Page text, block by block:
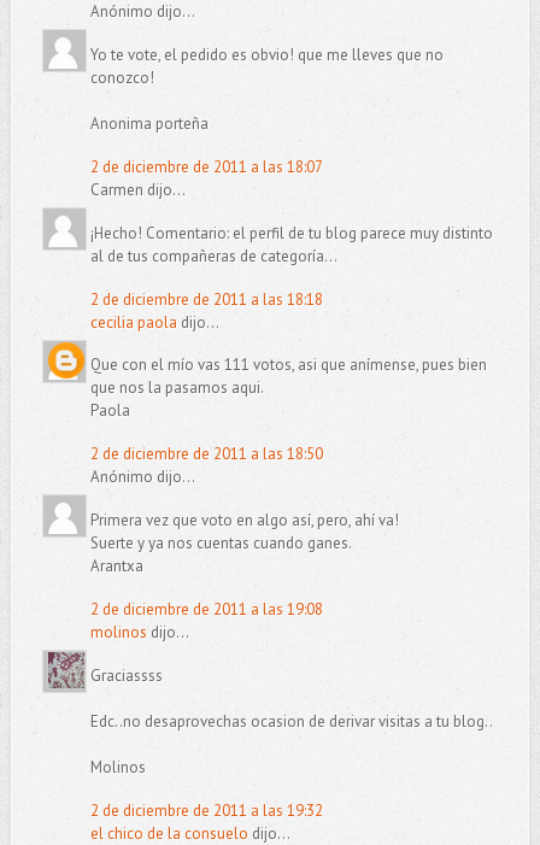
Anónimo dijo...
Yo te vote, el pedido es obvio! que me lleves que no
conozco!
Anonima porteña
2 de diciembre de 2011 a las 18:07
Carmen dijo...
¡Hecho! Comentario: el perfil de tu blog parece muy distinto
al de tus compañeras de categoría...
2 de diciembre de 2011 a las 18:18
cecilia paola dijo...
Que con el mío vas 111 votos, asi que anímense, pues bien
que nos la pasamos aqui.
Paola
2 de diciembre de 2011 a las 18:50
Anónimo dijo...
Primera vez que voto en algo así, pero, ahí va!
Suerte y ya nos cuentas cuando ganes.
Arantxa
2 de diciembre de 2011 a las 19:08
molinos dijo...
Graciassss
Edc..no desaprovechas ocasion de derivar visitas a tu blog..
Molinos
2 de diciembre de 2011 a las 19:32
el chico de la consuelo dijo...